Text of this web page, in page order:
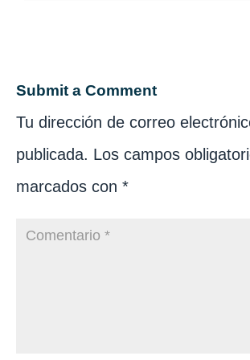
Submit a Comment
Tu dirección de correo
publicada. Los campos
marcados con *